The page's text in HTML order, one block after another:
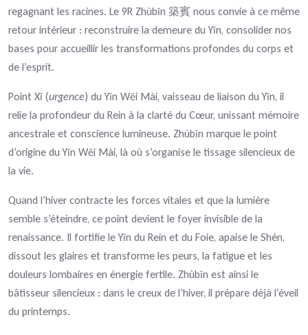
regagnant les racines. Le 9R Zhùbīn 築賓 nous convie à ce même
retour intérieur : reconstruire la demeure du Yīn, consolider nos
bases pour accueillir les transformations profondes du corps et
de l’esprit.
Point Xī (urgence) du Yīn Wēi Mài, vaisseau de liaison du Yīn, il
relie la profondeur du Rein à la clarté du Cœur, unissant mémoire
ancestrale et conscience lumineuse. Zhùbīn marque le point
d’origine du Yīn Wēi Mài, là où s’organise le tissage silencieux de
la vie.
Quand l’hiver contracte les forces vitales et que la lumière
semble s’éteindre, ce point devient le foyer invisible de la
renaissance. Il fortifie le Yīn du Rein et du Foie, apaise le Shén,
dissout les glaires et transforme les peurs, la fatigue et les
douleurs lombaires en énergie fertile. Zhùbīn est ainsi le
bâtisseur silencieux : dans le creux de l’hiver, il prépare déjà l’éveil
du printemps.